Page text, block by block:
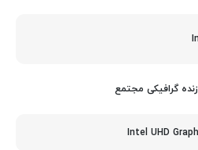
گرافیکی مجتمع
Intel UHD